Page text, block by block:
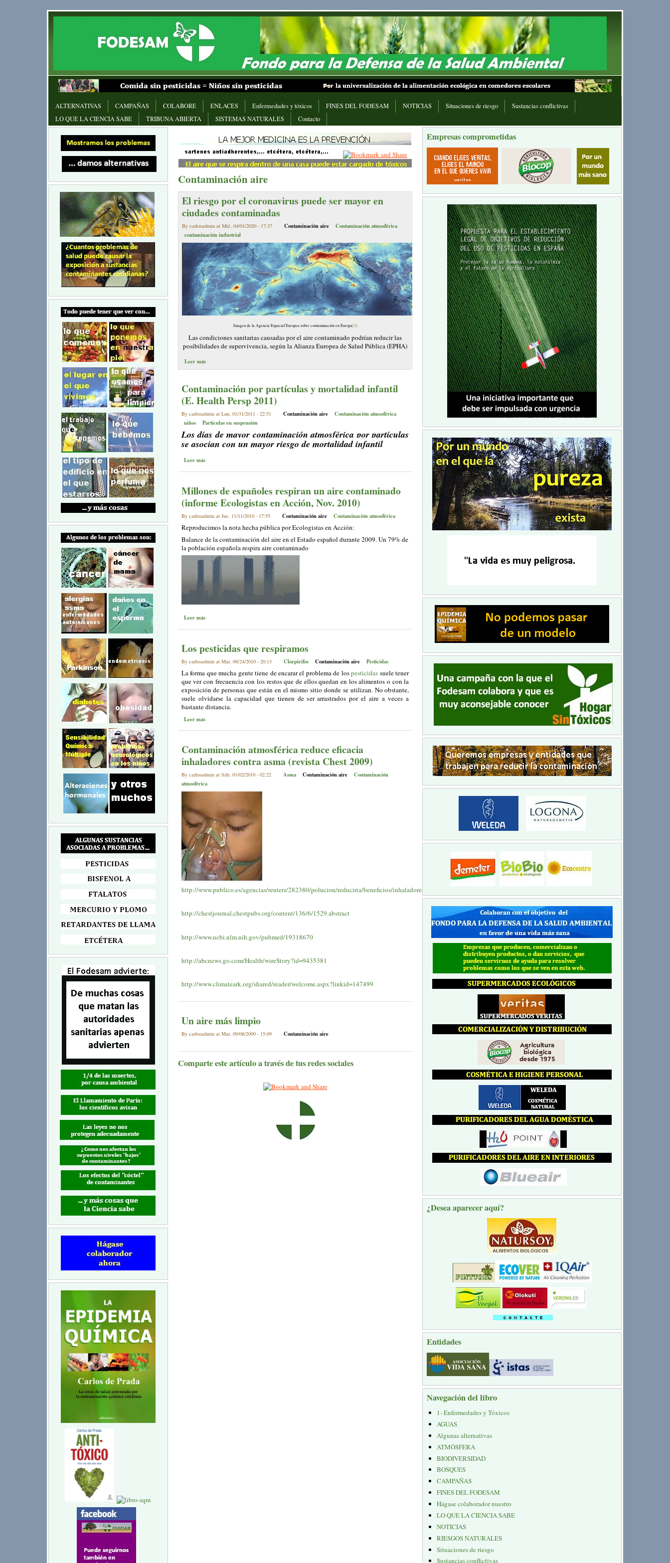
ALTERNATIVAS CAMPAÑAS COLABORE ENLACES Enfermedades y tóxicos FINES DEL FODESAM NOTICIAS Situaciones de riesgo
Sustancias conflictivas
LO QUE LA CIENCIA SABE
TRIBUNA ABIERTA SISTEMAS NATURALES Contacto
Contaminación aire
El riesgo por el coronavirus puede ser mayor en
ciudades contaminadas
By carlosadmin at Mié, 04/01/2020 - 17:37 Contaminación aire
Contaminación atmosférica
contaminación industrial
Imagen de la Agencia Espacial Europea sobre contaminación en Europa[1]
Las condiciones sanitarias causadas por el aire contaminado podrían reducir las
posibilidades de supervivencia, según la Alianza Europea de Salud Pública (EPHA)
Leer más
Contaminación por partículas y mortalidad infantil
(E. Health Persp 2011)
By carlosadmin at Lun, 01/31/2011 - 22:51 Contaminación aire
Contaminación atmosférica
niños
Partículas en suspensión
Los días de mayor contaminación atmosférica por partículas
se asocian con un mayor riesgo de mortalidad infantil
Leer más
Millones de españoles respiran un aire contaminado
(informe Ecologistas en Acción, Nov. 2010)
By carlosadmin at Jue, 11/11/2010 - 17:55 Contaminación aire Contaminación atmosférica
Reproducimos la nota hecha pública por Ecologistas en Acción:
Balance de la contaminación del aire en el Estado español durante 2009. Un 79% de
la población española respira aire contaminado
Leer más
Los pesticidas que respiramos
By carlosadmin at Mar, 08/24/2010 - 20:13 Clorpirifos Contaminación aire Pesticidas
La forma que mucha gente tiene de encarar el problema de lospesticidas suele tener
que ver con frecuencia con los restos que de ellos quedan en los alimentos o con la
exposición de personas que están en el mismo sitio donde se utilizan. No obstante,
suele olvidarse la capacidad que tienen de ser arrastrados por el aire a veces a
bastante distancia.
Leer más
Contaminación atmosférica reduce eficacia
inhaladores contra asma (revista Chest 2009)
By carlosadmin at Sáb, 01/02/2010 - 02:22 Asma Contaminación aire
Contaminación
atmosférica
http://www.publico.es/agencias/reuters/282380/polucion/reduciria/beneficios/inhaladores/asma
http://chestjournal.chestpubs.org/content/136/6/1529.abstract
http://www.ncbi.nlm.nih.gov/pubmed/19318670
http://abcnews.go.com/Health/wireStory?id=9435381
http://www.climateark.org/shared/reader/welcome.aspx?linkid=147499
Un aire más limpio
By carlosadmin at Mar, 09/08/2009 - 15:09 Contaminación aire
Comparte este artículo a través de tus redes sociales
Empresas comprometidas
¿Desea aparecer aquí?
Entidades
Navegación del libro
1- Enfermedades y Tóxicos
AGUAS
Algunas alternativas
ATMÓSFERA
BIODIVERSIDAD
BOSQUES
CAMPAÑAS
FINES DEL FODESAM
Hágase colaborador nuestro
LO QUE LA CIENCIA SABE
NOTICIAS
RIESGOS NATURALES
Situaciones de riesgo
Sustancias conflictivas